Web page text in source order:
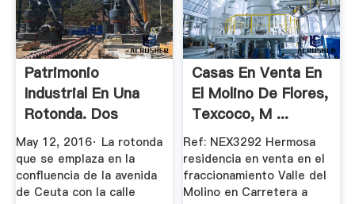
Patrimonio
Industrial En Una
Rotonda. Dos
Piedras De Los ...
May 12, 2016· La rotonda
que se emplaza en la
confluencia de la avenida
de Ceuta con la calle
Casas En Venta En
El Molino De Flores,
Texcoco, M ...
Ref: NEX3292 Hermosa
residencia en venta en el
fraccionamiento Valle del
Molino en Carretera a